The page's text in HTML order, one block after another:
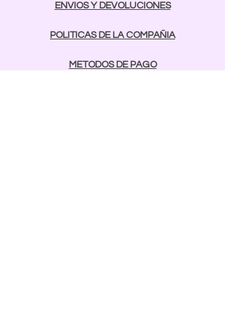
ENVIOS Y DEVOLUCIONES
POLITICAS DE LA COMPAÑIA
METODOS DE PAGO